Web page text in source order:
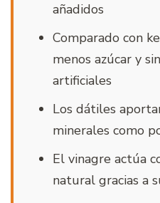
añadidos
Comparado con
menos azúcar y
artificiales
Los dátiles
minerales como
El vinagre actúa
natural gracias a